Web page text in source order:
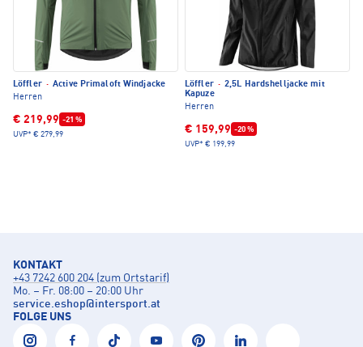
Löffler · Active Primaloft Windjacke
Herren
€ 219,99 -21 %
UVP* € 279,99
Löffler · 2,5L Hardshelljacke mit
Kapuze
Herren
€ 159,99 -20 %
UVP* € 199,99
KONTAKT
+43 7242 600 204 (zum Ortstarif)
Mo. – Fr. 08:00 – 20:00 Uhr
service.eshop@intersport.at
FOLGE UNS